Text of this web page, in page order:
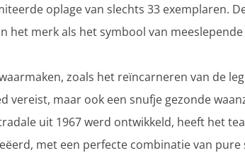
oplage van slechts 33 exemplaren.
het merk als het symbool van
zoals het reïncarneren van de
vereist, maar ook een snufje gezonde
uit 1967 werd ontwikkeld, heeft het
met een perfecte combinatie van